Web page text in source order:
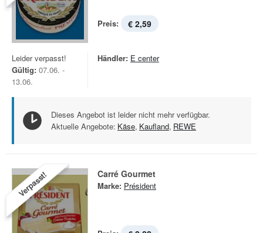
Preis: € 2,59
Leider verpasst!
Gültig: 07.06. -
13.06.
Händler: E center
Dieses Angebot ist leider nicht mehr verfügbar.
Aktuelle Angebote: Käse, Kaufland, REWE
Verpasst! Carré Gourmet
Marke: Président